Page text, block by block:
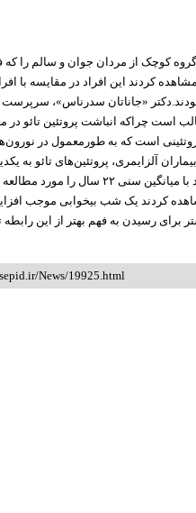
کوچک از مردان جوان و سالم را
کردند این افراد در مقایسه با
«جاناتان سدرناس»، سرپرست
است چراکه انباشت پروتئین تائو در
است که به طورمعمول در
آلزایمری، پروتئین‌های تائو به
و در لایه‌ای از مغز قرار می‌گیرند.»در این مطالعه، محققان ۱۵ مرد با
بیخوابی
برای رسیدن به فهم بهتر از این رابطه
News/19925.html